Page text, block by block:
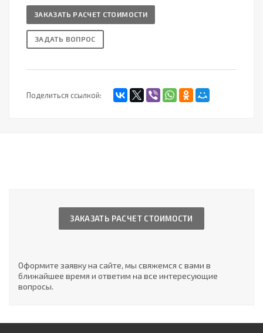
ЗАКАЗАТЬ РАСЧЕТ СТОИМОСТИ
ЗАДАТЬ ВОПРОС
Поделиться ссылкой:
ЗАКАЗАТЬ РАСЧЕТ СТОИМОСТИ
Оформите заявку на сайте, мы свяжемся с вами в
ближайшее время и ответим на все интересующие
вопросы.